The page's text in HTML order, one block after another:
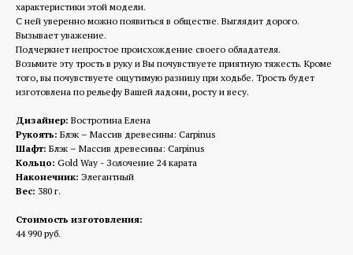
характеристики этой модели.
С ней уверенно можно появиться в обществе. Выглядит дорого.
Вызывает уважение.
Подчеркнет непростое происхождение своего обладателя.
Возьмите эту трость в руку и Вы почувствуете приятную тяжесть. Кроме
того, вы почувствуете ощутимую разницу при ходьбе. Трость будет
изготовлена по рельефу Вашей ладони, росту и весу.
Дизайнер: Востротина Елена
Рукоять: Блэк – Массив древесины: Carpinus
Шафт: Блэк – Массив древесины: Carpinus
Кольцо: Gold Way - Золочение 24 карата
Наконечник: Элегантный
Вес: 380 г.
Стоимость изготовления:
44 990 руб.